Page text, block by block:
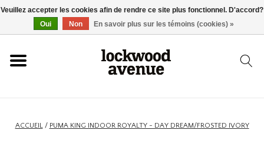
ACCUEIL
NOUVEAU
ACCUEIL/ PUMA KING INDOOR ROYALTY - DAY DREAM/FROSTED IVORY
Veuillez accepter les cookies afin de rendre ce site plus fonctionnel. D'accord?
Oui
Non En savoir plus sur les témoins (cookies) »